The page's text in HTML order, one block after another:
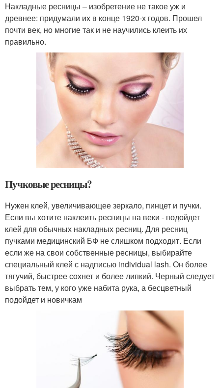
Накладные ресницы – изобретение не такое уж и
древнее: придумали их в конце 1920-х годов. Прошел
почти век, но многие так и не научились клеить их
правильно.
Пучковые ресницы?
Нужен клей, увеличивающее зеркало, пинцет и пучки.
Если вы хотите наклеить ресницы на веки - подойдет
клей для обычных накладных ресниц. Для ресниц
пучками медицинский БФ не слишком подходит. Если
если же на свои собственные ресницы, выбирайте
специальный клей с надписью individual lash. Он более
тягучий, быстрее сохнет и более липкий. Черный следует
выбрать тем, у кого уже набита рука, а бесцветный
подойдет и новичкам